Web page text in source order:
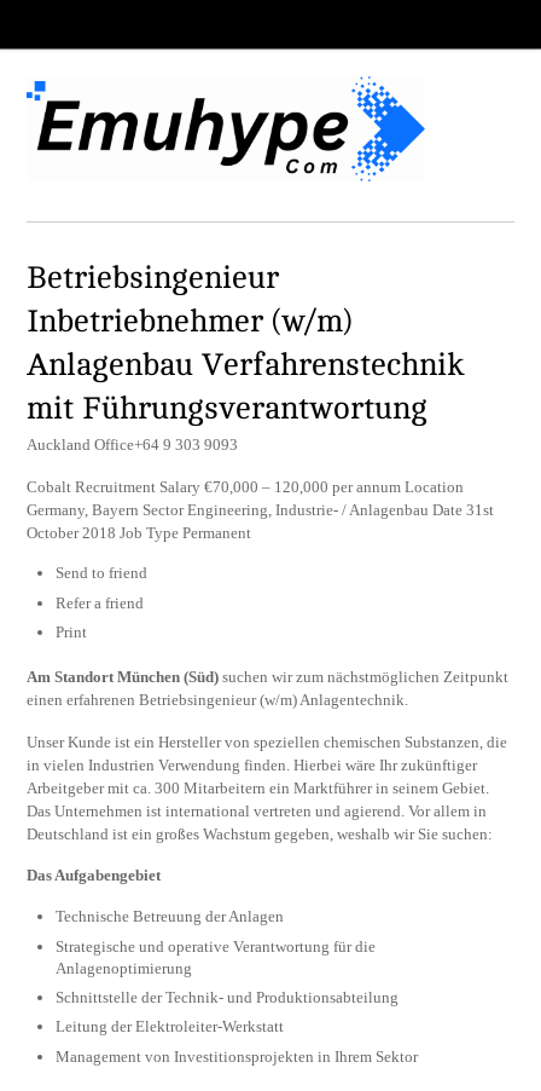
Betriebsingenieur
Inbetriebnehmer (w/m)
Anlagenbau Verfahrenstechnik
mit Führungsverantwortung
Auckland Office+64 9 303 9093
Cobalt Recruitment Salary €70,000 – 120,000 per annum Location
Germany, Bayern Sector Engineering, Industrie- / Anlagenbau Date 31st
October 2018 Job Type Permanent
Send to friend
Refer a friend
Print
Am Standort München (Süd) suchen wir zum nächstmöglichen Zeitpunkt
einen erfahrenen Betriebsingenieur (w/m) Anlagentechnik.
Unser Kunde ist ein Hersteller von speziellen chemischen Substanzen, die
in vielen Industrien Verwendung finden. Hierbei wäre Ihr zukünftiger
Arbeitgeber mit ca. 300 Mitarbeitern ein Marktführer in seinem Gebiet.
Das Unternehmen ist international vertreten und agierend. Vor allem in
Deutschland ist ein großes Wachstum gegeben, weshalb wir Sie suchen:
Das Aufgabengebiet
Technische Betreuung der Anlagen
Strategische und operative Verantwortung für die
Anlagenoptimierung
Schnittstelle der Technik- und Produktionsabteilung
Leitung der Elektroleiter-Werkstatt
Management von Investitionsprojekten in Ihrem Sektor